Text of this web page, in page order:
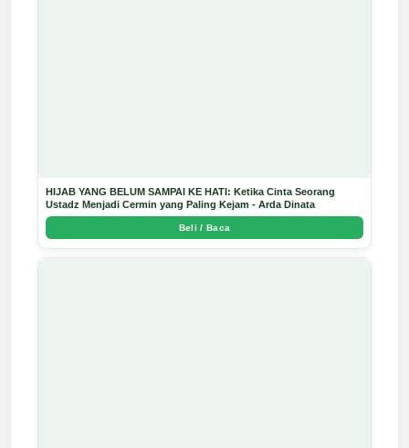
HIJAB YANG BELUM SAMPAI KE HATI: Ketika Cinta Seorang
Ustadz Menjadi Cermin yang Paling Kejam - Arda Dinata
Beli / Baca